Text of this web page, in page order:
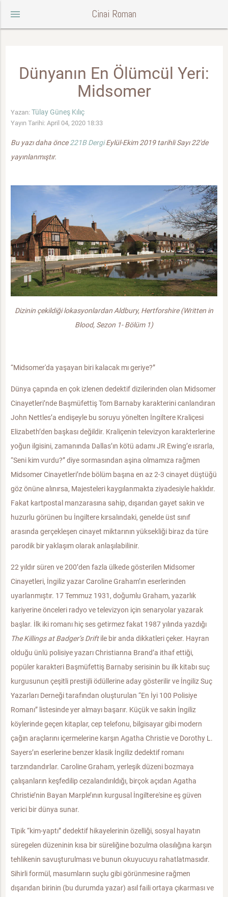
menu Cinai Roman
Dünyanın En Ölümcül Yeri:
Midsomer
Yazan: Tülay Güneş Kılıç
Yayın Tarihi: April 04, 2020 18:33
Bu yazı daha önce221B DergiEylül-Ekim 2019 tarihli Sayı 22'de
yayınlanmıştır.
Dizinin çekildiği lokasyonlardan Aldbury, Hertforshire (Written in
Blood, Sezon 1- Bölüm 1)
“Midsomer'da yaşayan biri kalacak mı geriye?”
Dünya çapında en çok izlenen dedektif dizilerinden olan Midsomer
Cinayetleri’nde Başmüfettiş Tom Barnaby karakterini canlandıran
John Nettles’a endişeyle bu soruyu yönelten İngiltere Kraliçesi
Elizabeth’den başkası değildir. Kraliçenin televizyon karakterlerine
yoğun ilgisini, zamanında Dallas’ın kötü adamı JR Ewing’e ısrarla,
“Seni kim vurdu?” diye sormasından aşina olmamıza rağmen
Midsomer Cinayetleri’nde bölüm başına en az 2-3 cinayet düştüğü
göz önüne alınırsa, Majesteleri kaygılanmakta ziyadesiyle haklıdır.
Fakat kartpostal manzarasına sahip, dışarıdan gayet sakin ve
huzurlu görünen bu İngiltere kırsalındaki, genelde üst sınıf
arasında gerçekleşen cinayet miktarının yüksekliği biraz da türe
parodik bir yaklaşım olarak anlaşılabilinir.
22 yıldır süren ve 200’den fazla ülkede gösterilen Midsomer
Cinayetleri, İngiliz yazar Caroline Graham’ın eserlerinden
uyarlanmıştır. 17 Temmuz 1931, doğumlu Graham, yazarlık
kariyerine önceleri radyo ve televizyon için senaryolar yazarak
başlar. İlk iki romanı hiç ses getirmez fakat 1987 yılında yazdığı
The Killings at Badger’s Driftile bir anda dikkatleri çeker. Hayran
olduğu ünlü polisiye yazarı Christianna Brand’a ithaf ettiği,
popüler karakteri Başmüfettiş Barnaby serisinin bu ilk kitabı suç
kurgusunun çeşitli prestijli ödüllerine aday gösterilir ve İngiliz Suç
Yazarları Derneği tarafından oluşturulan “En İyi 100 Polisiye
Romanı” listesinde yer almayı başarır. Küçük ve sakin İngiliz
köylerinde geçen kitaplar, cep telefonu, bilgisayar gibi modern
çağın araçlarını içermelerine karşın Agatha Christie ve Dorothy L.
Sayers’ın eserlerine benzer klasik İngiliz dedektif romanı
tarzındandırlar. Caroline Graham, yerleşik düzeni bozmaya
çalışanların keşfedilip cezalandırıldığı, birçok açıdan Agatha
Christie’nin Bayan Marple’ının kurgusal İngiltere'sine eş güven
verici bir dünya sunar.
Tipik “kim-yaptı” dedektif hikayelerinin özelliği, sosyal hayatın
süregelen düzeninin kısa bir süreliğine bozulma olasılığına karşın
tehlikenin savuşturulması ve bunun okuyucuyu rahatlatmasıdır.
Sihirli formül, masumların suçlu gibi görünmesine rağmen
dışarıdan birinin (bu durumda yazar) asıl faili ortaya çıkarması ve